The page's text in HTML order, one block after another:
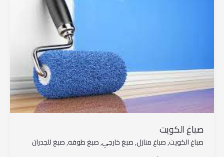
صباغ الكويت
صباغ الكويت,صباغ منازل,صبغ خارجي,صبغ طوفه,صبغ للجدران